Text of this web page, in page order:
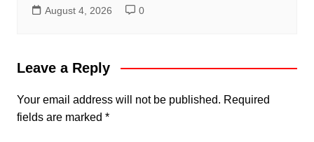
August 4, 2026 0
Leave a Reply
Your email address will not be published. Required
fields are marked *